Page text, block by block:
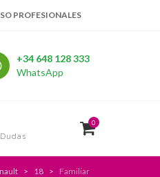
PROFESIONALES
+34 648 128 333
WhatsApp
0
18 Familiar